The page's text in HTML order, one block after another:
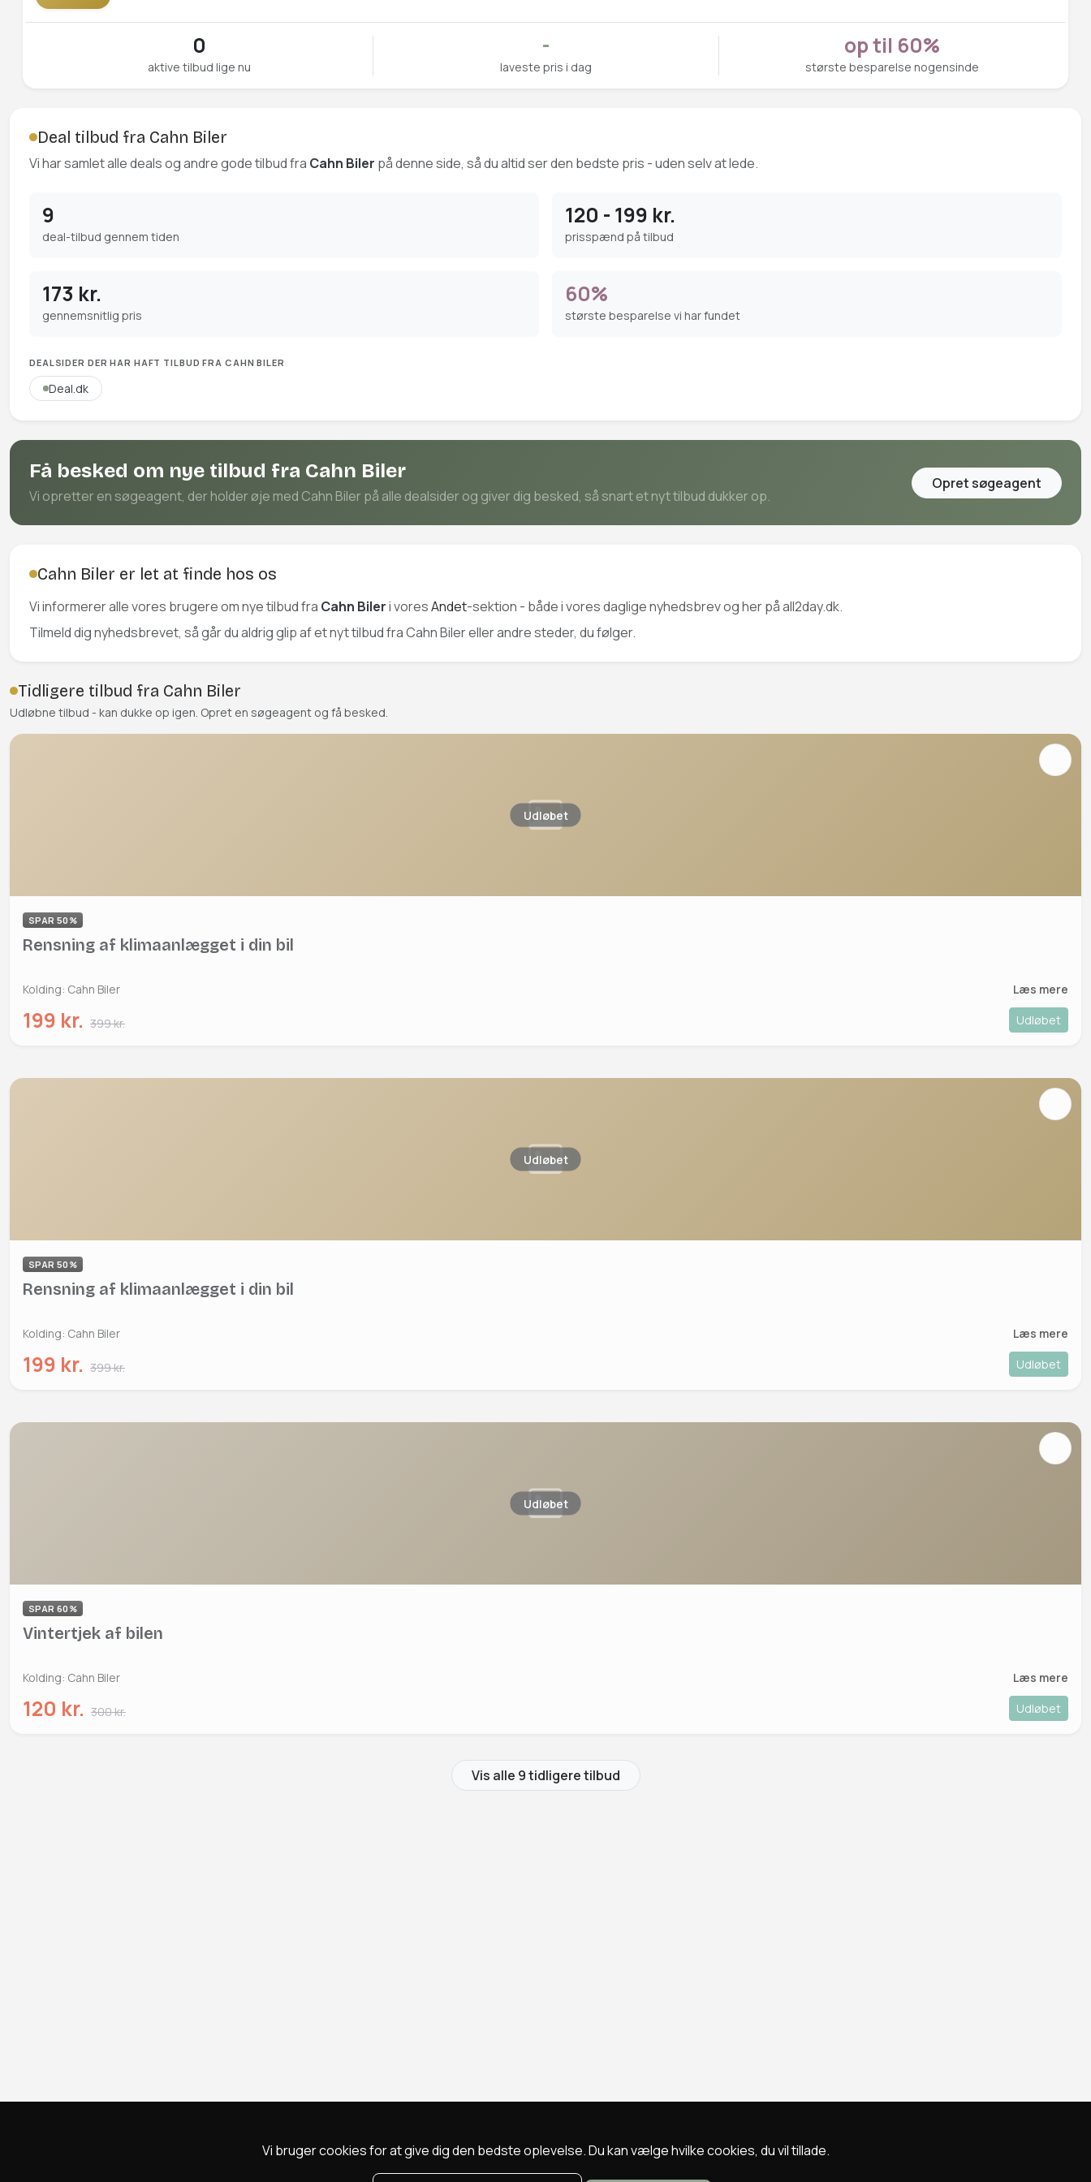
Vi bruger cookies for at give dig den bedste oplevelse. Du kan vælge hvilke cookies, du vil tillade.
0
aktive tilbud lige nu
-
laveste pris i dag
op til 60%
største besparelse nogensinde
Deal tilbud fra Cahn Biler
Vi har samlet alle deals og andre gode tilbud fra Cahn Biler på denne side, så du altid ser den bedste pris - uden selv at lede.
9
deal-tilbud gennem tiden
120 - 199 kr.
prisspænd på tilbud
173 kr.
gennemsnitlig pris
60%
største besparelse vi har fundet
DEALSIDER DER HAR HAFT TILBUD FRA CAHN BILER
Deal.dk
Få besked om nye tilbud fra Cahn Biler
Vi opretter en søgeagent, der holder øje med Cahn Biler på alle dealsider og giver dig besked, så snart et nyt tilbud dukker op.
Opret søgeagent
Cahn Biler er let at finde hos os
Vi informerer alle vores brugere om nye tilbud fra Cahn Bileri voresAndet-sektion - både i vores daglige nyhedsbrev og her på all2day.dk.
Tilmeld dig nyhedsbrevet, så går du aldrig glip af et nyt tilbud fra Cahn Biler eller andre steder, du følger.
Tidligere tilbud fra Cahn Biler
Udløbne tilbud - kan dukke op igen. Opret en søgeagent og få besked.
Udløbet
SPAR 50%
Rensning af klimaanlægget i din bil
Kolding: Cahn Biler Læs mere
199 kr. 399 kr. Udløbet
Udløbet
SPAR 50%
Rensning af klimaanlægget i din bil
Kolding: Cahn Biler Læs mere
199 kr. 399 kr. Udløbet
Udløbet
SPAR 60%
Vintertjek af bilen
Kolding: Cahn Biler Læs mere
120 kr. 300 kr. Udløbet
Vis alle 9 tidligere tilbud